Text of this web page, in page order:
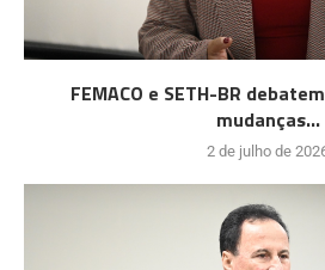
FEMACO e SETH-BR
mudanças...
2 de julho de